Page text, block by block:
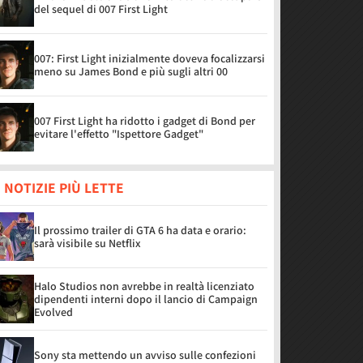
del sequel di 007 First Light
007: First Light inizialmente doveva focalizzarsi
meno su James Bond e più sugli altri 00
007 First Light ha ridotto i gadget di Bond per
evitare l'effetto "Ispettore Gadget"
NOTIZIE PIÙ LETTE
Il prossimo trailer di GTA 6 ha data e orario:
sarà visibile su Netflix
Halo Studios non avrebbe in realtà licenziato
dipendenti interni dopo il lancio di Campaign
Evolved
Sony sta mettendo un avviso sulle confezioni